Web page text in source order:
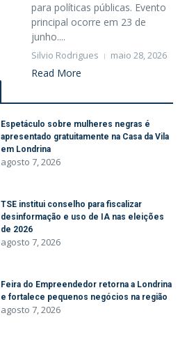
para políticas públicas. Evento
principal ocorre em 23 de
junho....
Silvio Rodrigues maio 28, 2026
Read More
Espetáculo sobre mulheres negras é
apresentado gratuitamente na Casa da Vila
em Londrina
agosto 7, 2026
TSE institui conselho para fiscalizar
desinformação e uso de IA nas eleições
de 2026
agosto 7, 2026
Feira do Empreendedor retorna a Londrina
e fortalece pequenos negócios na região
agosto 7, 2026